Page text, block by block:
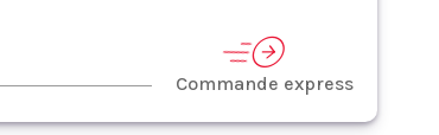
Commande express